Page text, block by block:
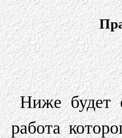
Ниже будет
работа